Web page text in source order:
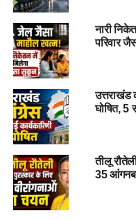
करने को कहा। मुख्य सचिव ने
योजनाओं की प्रगति की लगातार
करने के निर्देश भी दिए।
पर्यटन क्षेत्रों में
स्थायी समाधान के
बैठक मेंजिलाधिकारी टिहरी
का विस्तृत विवरण प्रस्तुत
ब्रिज तथा लोक निर्माण विभाग
की गई।
नारी
परिवार
उत्तराखंड
घोषित, 5
तीलू
35